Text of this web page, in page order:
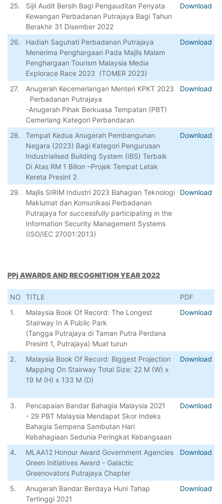
25.
Sijil Audit Bersih Bagi Pengauditan Penyata
Kewangan Perbadanan Putrajaya Bagi Tahun
Berakhir 31 Disember 2022
Download
26.
Hadiah Saguhati Perbadanan Putrajaya
Menerima Penghargaan Pada Majlis Malam
Penghargaan Tourism Malaysia Media
Explorace Race 2023 (TOMER 2023)
Download
27.
Anugerah Kecemerlangan Menteri KPKT 2023
Perbadanan Putrajaya
-Anugerah Pihak Berkuasa Tempatan (PBT)
Cemerlang Kategori Perbandaran
Download
28.
Tempat Kedua Anugerah Pembangunan
Negara (2023) Bagi Kategori Pengurusan
Industrialised Building System (IBS) Terbaik
Di Atas RM 1 Bilion –Projek Tempat Letak
Kereta Presint 2
Download
29.
Majlis SIRIM Industri 2023 Bahagian Teknologi
Maklumat dan Komunikasi Perbadanan
Putrajaya for successfully participating in the
Information Security Management Systems
(ISO/IEC 27001:2013)
Download
PPj AWARDS AND RECOGNITION YEAR 2022
NO TITLE
PDF
1.
Malaysia Book Of Record: The Longest
Stairway In A Public Park
(Tangga Putrajaya di Taman Putra Perdana
Presint 1, Putrajaya) Muat turun
Download
2.
Malaysia Book Of Record: Biggest Projection
Mapping On Stairway Total Size: 22 M (W) x
19 M (H) x 133 M (D)
Download
3.
Pencapaian Bandar Bahagia Malaysia 2021
- 29 PBT Malaysia Mendapat Skor Indeks
Bahagia Sempena Sambutan Hari
Kebahagiaan Sedunia Peringkat Kebangsaan
Download
4.
MLAA12 Honour Award Government Agencies
Green Initiatives Award - Galactic
Greenovators Putrajaya Chapter
Download
5.
Anugerah Bandar Berdaya Huni Tahap
Tertinggi 2021
Download